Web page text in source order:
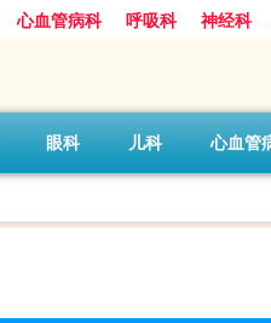
心血管病科 呼吸科 神经科
眼科 儿科 心血管